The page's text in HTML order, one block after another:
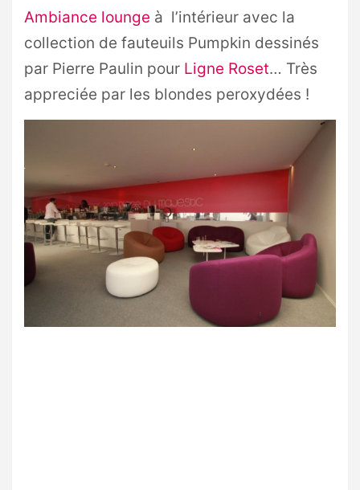
Ambiance lounge à l’intérieur avec la
collection de fauteuils Pumpkin dessinés
par Pierre Paulin pour Ligne Roset… Très
appreciée par les blondes peroxydées !